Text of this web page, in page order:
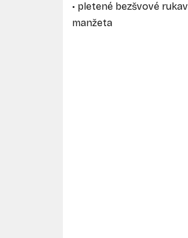
• pletené bezšvové
manžeta